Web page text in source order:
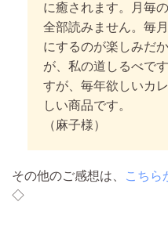
に癒されます。
月毎
全部読みません。毎
にするのが楽しみだ
が、私の道しるべです
すが、毎年欲しいカ
しい商品です。
（麻子様）
その他のご感想は、
こちら
◇